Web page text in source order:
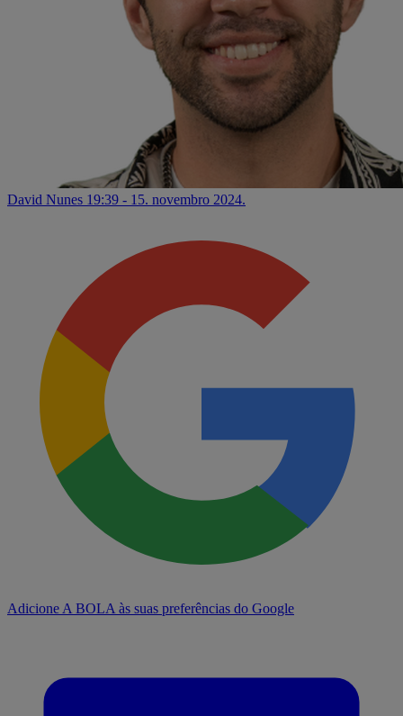
David Nunes 19:39 - 15. novembro 2024.
Adicione A BOLA às suas preferências do Google